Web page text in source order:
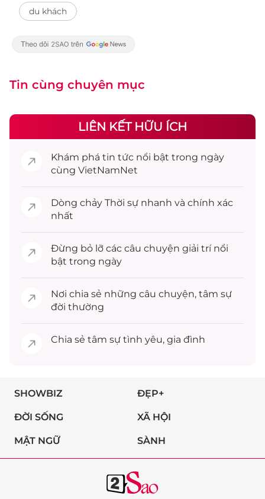
du khách
Tin cùng chuyên mục
LIÊN KẾT HỮU ÍCH
Khám phá tin tức nổi bật trong ngày
cùng VietNamNet
Dòng chảy Thời sự nhanh và chính xác
nhất
Đừng bỏ lỡ các câu chuyện giải trínổi
bật trong ngày
Nơi chia sẻ những câu chuyện, tâm sự
đời thường
Chia sẻ tâm sự tình yêu, gia đình
SHOWBIZ ĐẸP+
ĐỜI SỐNG XÃ HỘI
MẬT NGỮ SÀNH